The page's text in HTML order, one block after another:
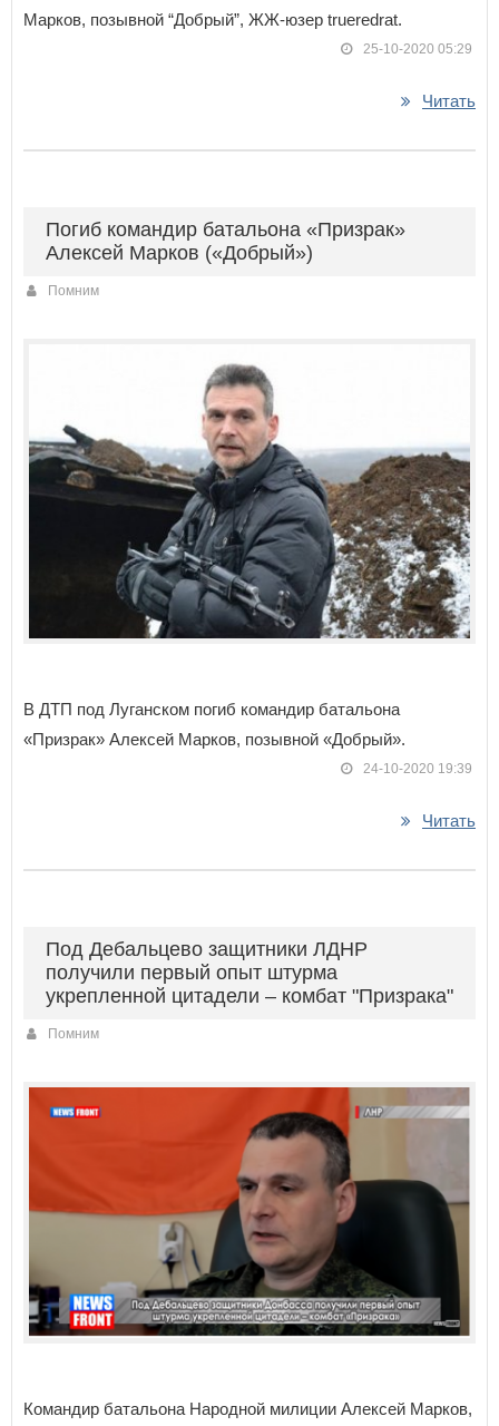
Марков, позывной “Добрый”, ЖЖ-юзер trueredrat.
25-10-2020 05:29
Читать
Погиб командир батальона «Призрак»
Алексей Марков («Добрый»)
Помним
В ДТП под Луганском погиб командир батальона
«Призрак» Алексей Марков, позывной «Добрый».
24-10-2020 19:39
Читать
Под Дебальцево защитники ЛДНР
получили первый опыт штурма
укрепленной цитадели – комбат "Призрака"
Помним
Командир батальона Народной милиции Алексей Марков,